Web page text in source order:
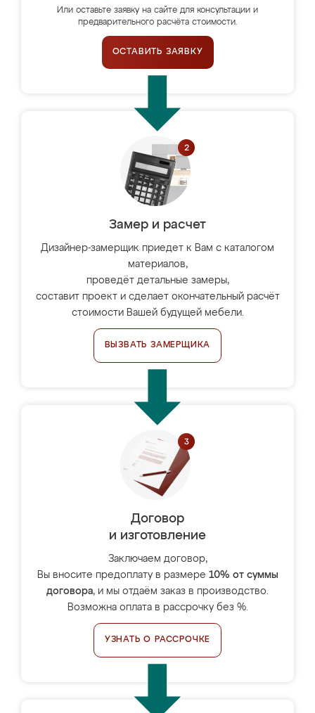
Или оставьте заявку на сайте для консультации и
предварительного расчёта стоимости.
ОСТАВИТЬ ЗАЯВКУ
Замер и расчет
Дизайнер-замерщик приедет к Вам с каталогом
материалов,
проведёт детальные замеры,
составит проект и сделает окончательный расчёт
стоимости Вашей будущей мебели.
ВЫЗВАТЬ ЗАМЕРЩИКА
Договор
и изготовление
Заключаем договор,
Вы вносите предоплату в размере 10% от суммы
договора, и мы отдаём заказ в производство.
Возможна оплата в рассрочку без %.
УЗНАТЬ О РАССРОЧКЕ